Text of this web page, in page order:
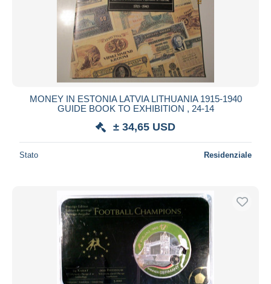
MONEY IN ESTONIA LATVIA LITHUANIA 1915-1940
GUIDE BOOK TO EXHIBITION , 24-14
± 34,65 USD
Stato Residenziale